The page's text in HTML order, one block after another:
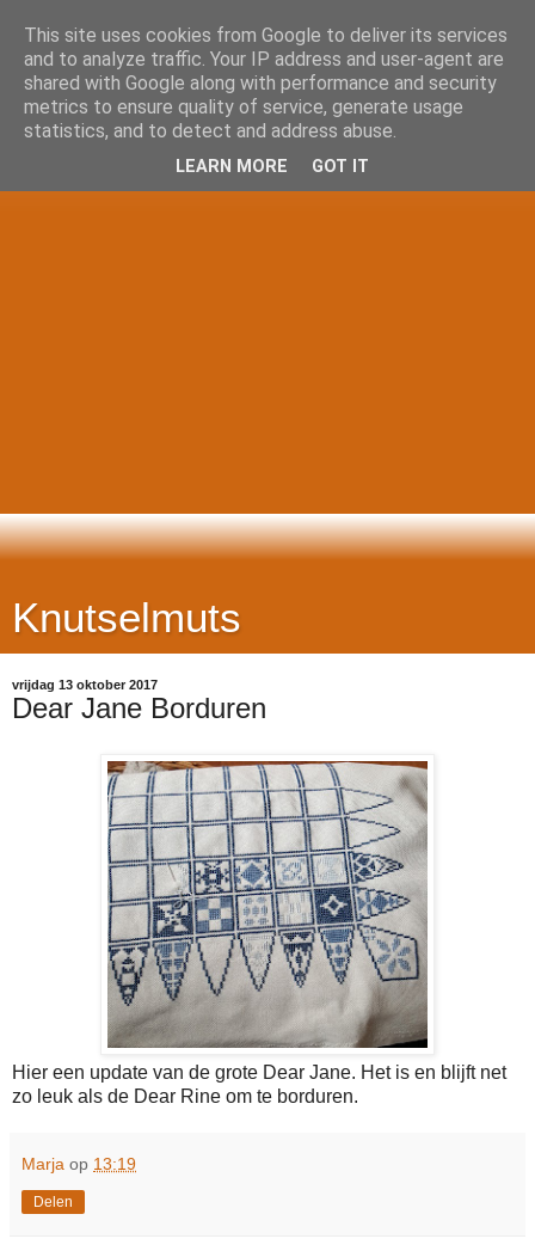
Knutselmuts
vrijdag 13 oktober 2017
Dear Jane Borduren
Hier een update van de grote Dear Jane. Het is en blijft net
zo leuk als de Dear Rine om te borduren.
Marja op 13:19
Delen
This site uses cookies from Google to deliver its services
and to analyze traffic. Your IP address and user-agent are
shared with Google along with performance and security
metrics to ensure quality of service, generate usage
statistics, and to detect and address abuse.
LEARN MORE GOT IT